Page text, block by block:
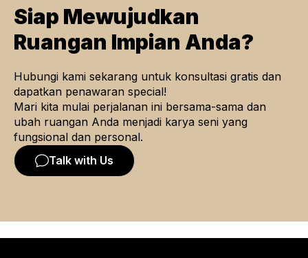
Siap Mewujudkan
Ruangan Impian Anda?
Hubungi kami sekarang untuk konsultasi gratis dan
dapatkan penawaran special!
Mari kita mulai perjalanan ini bersama-sama dan
ubah ruangan Anda menjadi karya seni yang
fungsional dan personal.
Talk with Us